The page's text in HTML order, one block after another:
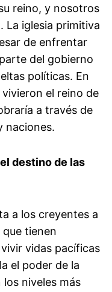
reino, y nosotros
La iglesia primitiva
de enfrentar
del gobierno
políticas. En
el reino de
a través de
naciones.
destino de las
a los creyentes a
tienen
vidas pacíficas
el poder de la
niveles más